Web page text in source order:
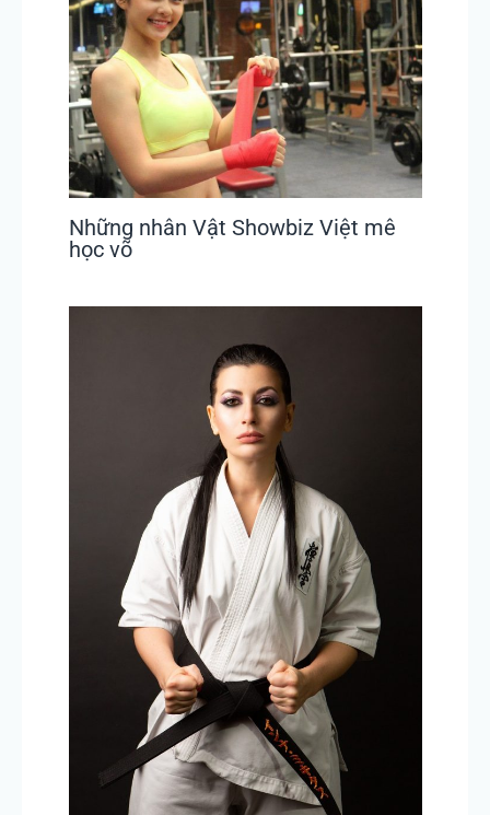
Những nhân Vật Showbiz Việt mê
học võ